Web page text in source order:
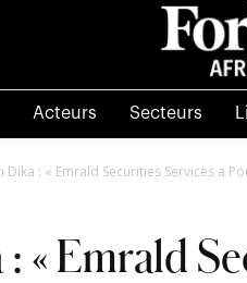
Acteurs Secteurs
Dika : « Emrald Securities Services a
« Emrald